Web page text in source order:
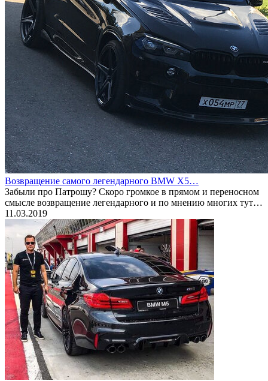
Возвращение самого легендарного BMW X5…
Забыли про Патрошу? Скоро громкое в прямом и переносном
смысле возвращение легендарного и по мнению многих тут…
11.03.2019